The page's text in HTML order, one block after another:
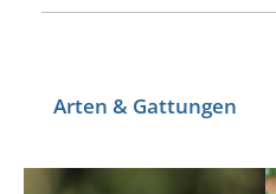
Arten & Gattungen